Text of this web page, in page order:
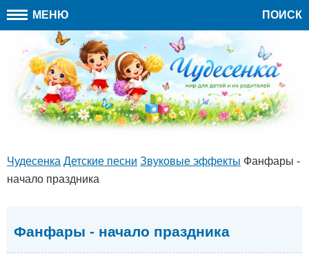
МЕНЮ ПОИСК
Чудесенка Детские песни Звуковые эффекты Фанфары -
начало праздника
Фанфары - начало праздника